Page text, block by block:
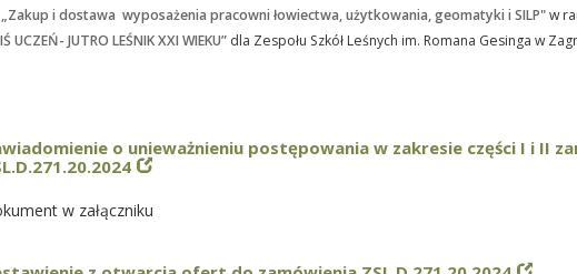
„Zakup i dostawa wyposażenia pracowni łowiectwa, użytkowania, geomatyki i SILP"w
UCZEŃ- JUTRO LEŚNIK XXI WIEKU” dla Zespołu Szkół Leśnych im. Romana Gesinga w
o unieważnieniu postępowania w zakresie części I i II
w załączniku